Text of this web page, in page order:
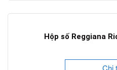
Hộp số Reggiana